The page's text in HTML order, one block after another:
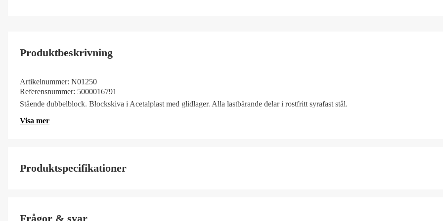
Produktbeskrivning
Artikelnummer: N01250
Referensnummer: 5000016791
Stående dubbelblock. Blockskiva i Acetalplast med glidlager. Alla lastbärande delar i rostfritt syrafast stål.
Visa mer
Produktspecifikationer
Frågor & svar